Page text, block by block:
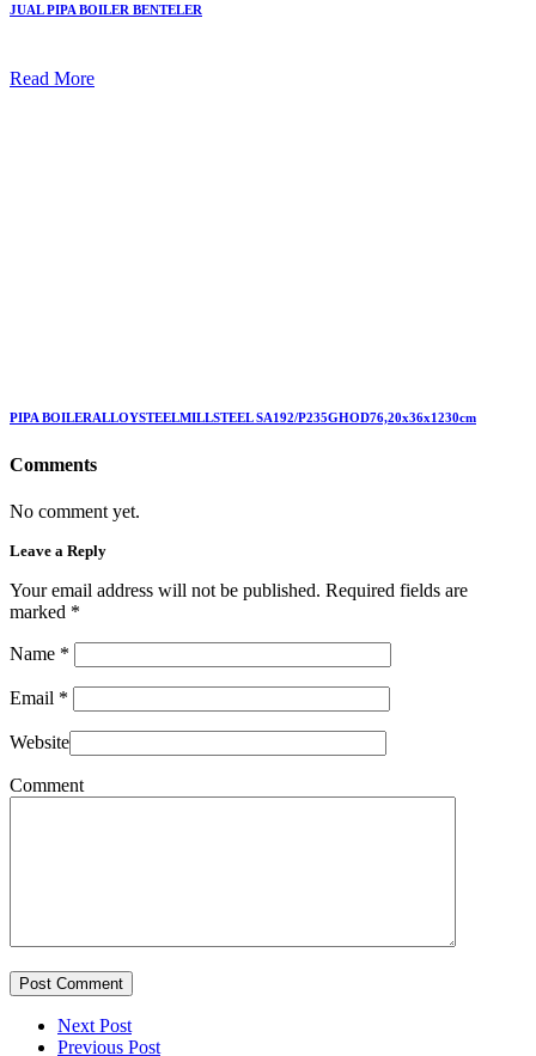
JUAL PIPA BOILER BENTELER
Read More
PIPA BOILERALLOYSTEELMILLSTEEL SA192/P235GHOD76,20x36x1230cm
Comments
No comment yet.
Leave a Reply
Your email address will not be published. Required fields are
marked *
Name *
Email *
Website
Comment
Post Comment
Next Post
Previous Post